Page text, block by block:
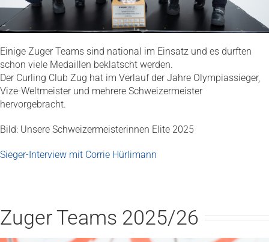
Einige Zuger Teams sind national im Einsatz und es durften
schon viele Medaillen beklatscht werden.
Der Curling Club Zug hat im Verlauf der Jahre Olympiassieger,
Vize-Weltmeister und mehrere Schweizermeister
hervorgebracht.
Bild: Unsere Schweizermeisterinnen Elite 2025
Sieger-Interview mit Corrie Hürlimann
Zuger Teams 2025/26